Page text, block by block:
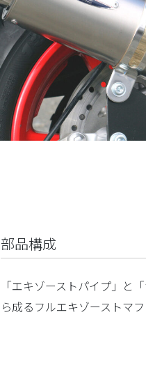
部品構成
「エキゾーストパイプ」と
ら成るフルエキゾーストマフ